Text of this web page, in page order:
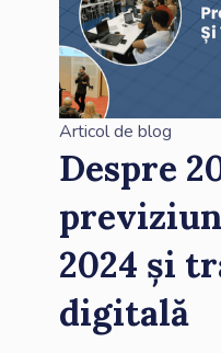
Articol de blog
Despre
2024 și
digitală